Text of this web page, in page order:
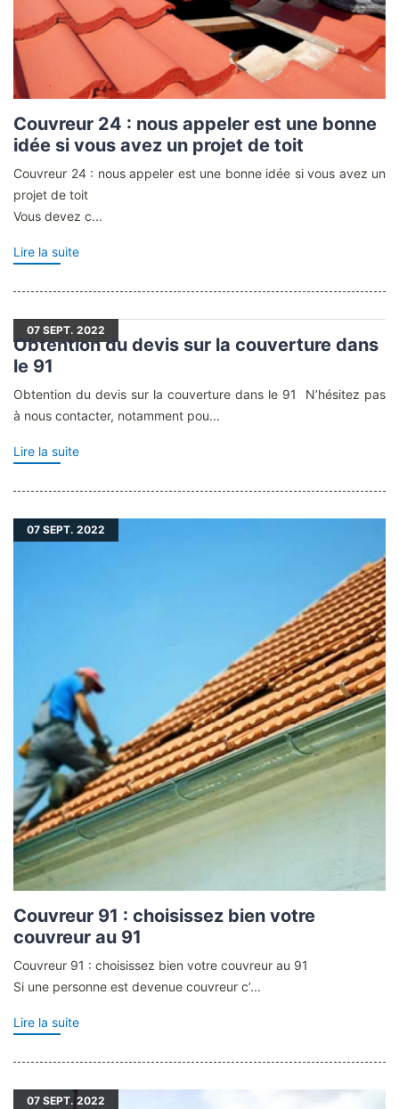
Couvreur 24 : nous appeler est une bonne
idée si vous avez un projet de toit
Couvreur 24 : nous appeler est une bonne idée si vous avez un
projet de toit
Vous devez c...
Lire la suite
07 SEPT. 2022
Obtention du devis sur la couverture dans
le 91
Obtention du devis sur la couverture dans le 91 N’hésitez pas
à nous contacter, notamment pou...
Lire la suite
07 SEPT. 2022
Couvreur 91 : choisissez bien votre
couvreur au 91
Couvreur 91 : choisissez bien votre couvreur au 91
Si une personne est devenue couvreur c’...
Lire la suite
07 SEPT. 2022